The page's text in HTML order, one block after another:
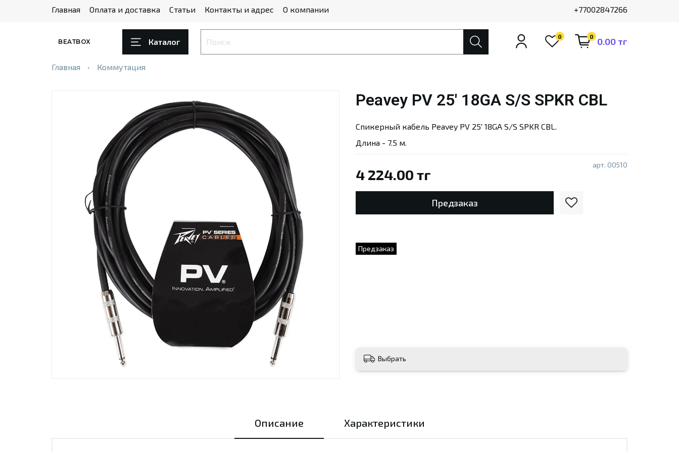
Главная Оплата и доставка Статьи Контакты и адрес О компании +77002847266
BEATBOX Каталог
0 0 0.00 тг
Главная Коммутация
арт. 00510
Предзаказ
Peavey PV 25' 18GA S/S SPKR CBL
4 224.00 тг
Предзаказ
Спикерный кабель Peavey PV 25' 18GA S/S SPKR CBL.
Длина - 7.5 м.
Выбрать
Описание Характеристики